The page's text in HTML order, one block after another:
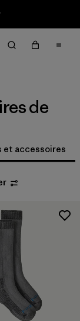
de
et accessoires